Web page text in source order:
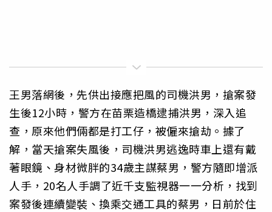
王男落網後，先供出接應把風的司機洪男，搶案發
生後12小時，警方在苗栗造橋逮捕洪男，深入追
查，原來他們倆都是打工仔，被僱來搶劫。據了
解，當天搶案失風後，司機洪男逃逸時車上還有戴
著眼鏡、身材微胖的34歲主謀蔡男，警方隨即增派
人手，20名人手調了近千支監視器一一分析，找到
案發後連續變裝、換乘交通工具的蔡男，日前於住